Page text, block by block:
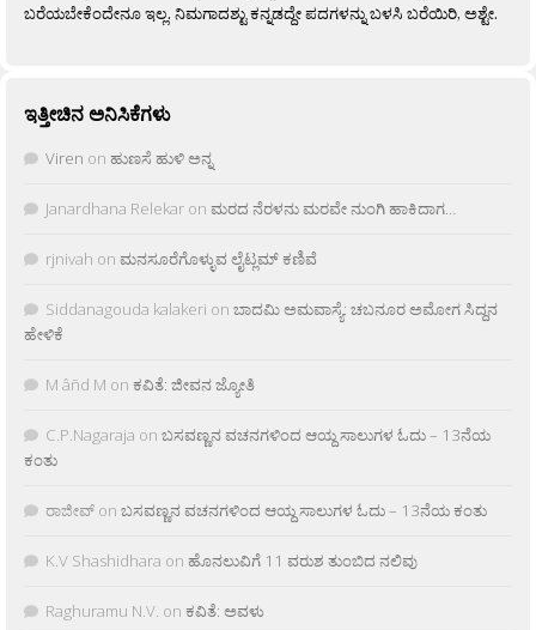
ಬರೆಯಬೇಕೆಂದೇನೂ ಇಲ್ಲ. ನಿಮಗಾದಶ್ಟು ಕನ್ನಡದ್ದೇ ಪದಗಳನ್ನು ಬಳಸಿ ಬರೆಯಿರಿ, ಅಶ್ಟೇ.
ಇತ್ತೀಚಿನ ಅನಿಸಿಕೆಗಳು
Viren on ಹುಣಸೆ ಹುಳಿ ಅನ್ನ
Janardhana Relekar on ಮರದ ನೆರಳನು ಮರವೇ ನುಂಗಿ ಹಾಕಿದಾಗ…
rjnivah on ಮನಸೂರೆಗೊಳ್ಳುವ ಲೈಟ್ಲಮ್ ಕಣಿವೆ
Siddanagouda kalakeri on ಬಾದಮಿ ಅಮವಾಸ್ಯೆ: ಚಬನೂರ ಅಮೋಗ ಸಿದ್ದನ
ಹೇಳಿಕೆ
M âñd M on ಕವಿತೆ: ಜೀವನ ಜ್ಯೋತಿ
C.P.Nagaraja on ಬಸವಣ್ಣನ ವಚನಗಳಿಂದ ಆಯ್ದ ಸಾಲುಗಳ ಓದು – 13ನೆಯ
ಕಂತು
ರಾಜೀವ್ on ಬಸವಣ್ಣನ ವಚನಗಳಿಂದ ಆಯ್ದ ಸಾಲುಗಳ ಓದು – 13ನೆಯ ಕಂತು
K.V Shashidhara on ಹೊನಲುವಿಗೆ 11 ವರುಶ ತುಂಬಿದ ನಲಿವು
Raghuramu N.V. on ಕವಿತೆ: ಅವಳು